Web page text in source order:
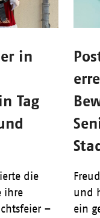
in
Tag
die
ihre
–
und
ein